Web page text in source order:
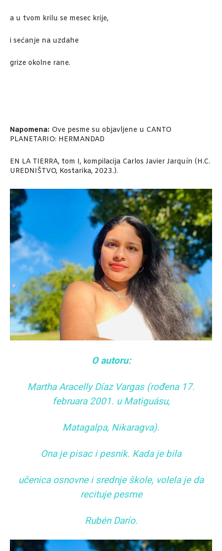
a u tvom krilu se mesec krije,
i sećanje na uzdahe
grize okolne rane.
Napomena: Ove pesme su objavljene u CANTO
PLANETARIO: HERMANDAD
EN LA TIERRA, tom I, kompilacija Carlos Javier Jarquín (H.C.
UREDNIŠTVO, Kostarika, 2023.).
O autoru:
Martha Aracelly Díaz Vargas (rođena 17.
februara 2001. u Matiguásu,
Matagalpa, Nikaragva).
Ona je pisac i pesnik. Kada je bila
učenica osnovne i srednje škole, volela je da
recituje pesme
Rubén Darío.